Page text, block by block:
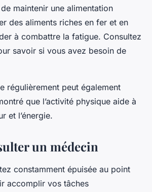
maintenir une alimentation
des aliments riches en fer et en
à combattre la fatigue. Consultez
savoir si vous avez besoin de
régulièrement peut également
que l’activité physique aide à
et l’énergie.
un médecin
constamment épuisée au point
accomplir vos tâches